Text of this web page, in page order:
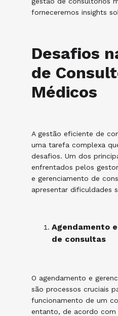
forneceremos insights
Desafios
de
Médicos
A gestão eficiente de
uma tarefa complexa
desafios. Um dos
enfrentados pelos
e gerenciamento de
apresentar dificuldades
Agendamento
de consultas
O agendamento e
são processos cruciais
funcionamento de um
entanto, de acordo com